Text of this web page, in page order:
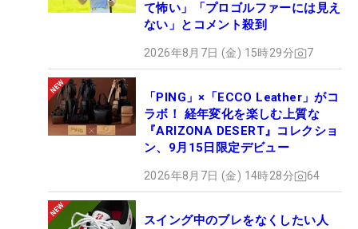
て怖い」「プロゴルファーには見え
ない」とコメント殺到
2026年8月7日 (金) 15時29分 7
「PING」×「ECCO Leather」がコ
ラボ！ 経年変化を楽しむ上質な
『ARIZONA DESERT』コレクショ
ン、9月15日限定デビュー
2026年8月7日 (金) 14時28分 64
スイング中のブレをなくしたい人